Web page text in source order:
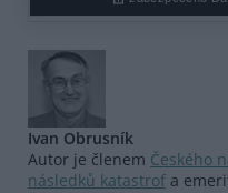
Ivan Obrusník
Autor je členem Českého
následků katastrof a